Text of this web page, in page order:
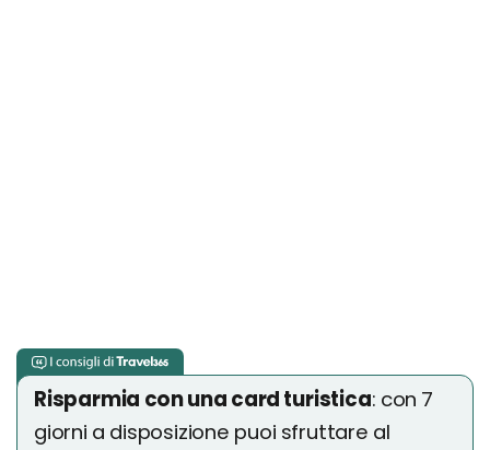
Risparmia con una card turistica: con 7
giorni a disposizione puoi sfruttare al